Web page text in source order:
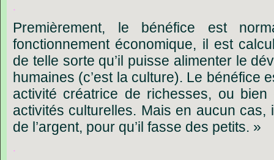
.
Premièrement, le bénéfice est
fonctionnement économique, il est
de telle sorte qu’il puisse alimenter le
humaines (c’est la culture). Le bénéfice
activité créatrice de richesses, ou
activités culturelles. Mais en aucun
de l’argent, pour qu’il fasse des petits. »
.